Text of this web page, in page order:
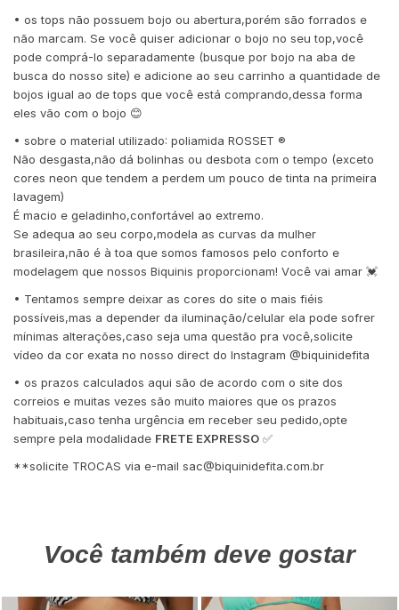
• os tops não possuem bojo ou abertura,porém são forrados e
não marcam. Se você quiser adicionar o bojo no seu top,você
pode comprá-lo separadamente (busque por bojo na aba de
busca do nosso site) e adicione ao seu carrinho a quantidade de
bojos igual ao de tops que você está comprando,dessa forma
eles vão com o bojo 😊
• sobre o material utilizado: poliamida ROSSET ®️
Não desgasta,não dá bolinhas ou desbota com o tempo (exceto
cores neon que tendem a perdem um pouco de tinta na primeira
lavagem)
É macio e geladinho,confortável ao extremo.
Se adequa ao seu corpo,modela as curvas da mulher
brasileira,não é à toa que somos famosos pelo conforto e
modelagem que nossos Biquinis proporcionam! Você vai amar 💓
• Tentamos sempre deixar as cores do site o mais fiéis
possíveis,mas a depender da iluminação/celular ela pode sofrer
mínimas alterações,caso seja uma questão pra você,solicite
vídeo da cor exata no nosso direct do Instagram @biquinidefita
• os prazos calculados aqui são de acordo com o site dos
correios e muitas vezes são muito maiores que os prazos
habituais,caso tenha urgência em receber seu pedido,opte
sempre pela modalidade FRETE EXPRESSO ✅
**solicite TROCAS via e-mail sac@biquinidefita.com.br
Você também deve gostar